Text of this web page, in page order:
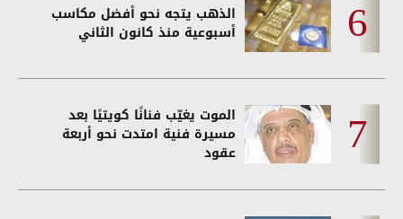
الذهب يتجه نحو أفضل مكاسب
أسبوعية منذ كانون الثاني
الموت يغيّب فنانًا كويتيًا بعد
مسيرة فنية امتدت نحو أربعة
عقود